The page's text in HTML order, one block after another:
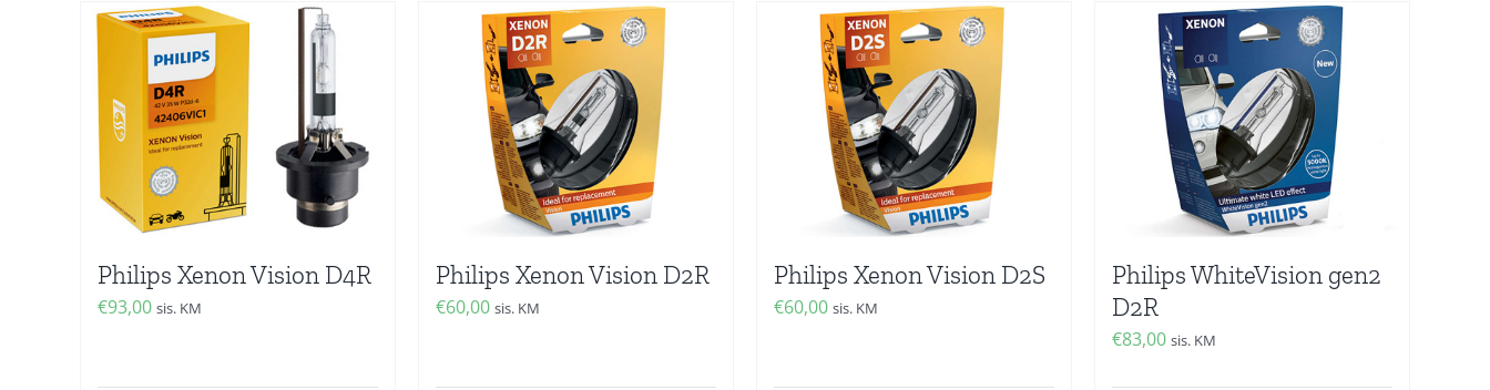
Philips Xenon Vision D4R
€93,00 sis. KM
Philips Xenon Vision D2R
€60,00 sis. KM
Philips Xenon Vision D2S
€60,00 sis. KM
Philips WhiteVision gen2
D2R
€83,00 sis. KM